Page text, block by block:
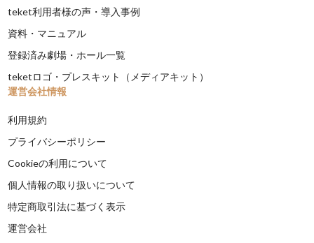
teket利用者様の声・導入事例
資料・マニュアル
登録済み劇場・ホール一覧
teketロゴ・プレスキット（メディアキット）
運営会社情報
利用規約
プライバシーポリシー
Cookieの利用について
個人情報の取り扱いについて
特定商取引法に基づく表示
運営会社